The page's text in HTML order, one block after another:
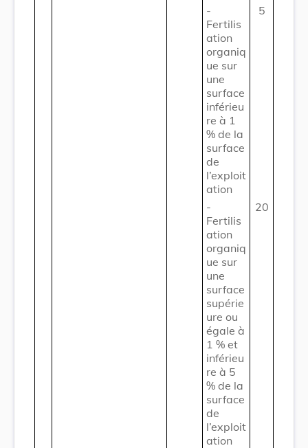
-
Fertilis
ation
organiq
ue sur
une
surface
inférieu
re à 1
% de la
surface
de
l’exploit
ation
5
-
Fertilis
ation
organiq
ue sur
une
surface
supérie
ure ou
égale à
1 % et
inférieu
re à 5
% de la
surface
de
l’exploit
ation
20